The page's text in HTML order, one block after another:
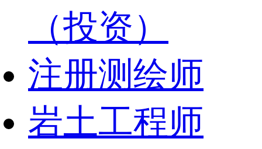
（投资）
注册测绘师
岩土工程师